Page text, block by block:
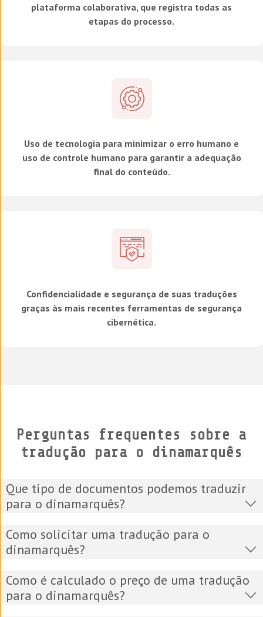
plataforma colaborativa, que registra todas as
etapas do processo.
Uso de tecnologia para minimizar o erro humano e
uso de controle humano para garantir a adequação
final do conteúdo.
Confidencialidade e segurança de suas traduções
graças às mais recentes ferramentas de segurança
cibernética.
Perguntas frequentes sobre a
tradução para o dinamarquês
Que tipo de documentos podemos traduzir
para o dinamarquês?
Como solicitar uma tradução para o
dinamarquês?
Como é calculado o preço de uma tradução
para o dinamarquês?